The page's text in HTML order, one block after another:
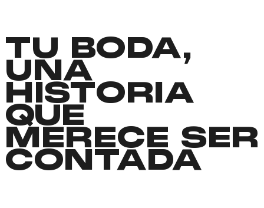
TU BODA,
UNA
HISTORIA
QUE
MERECE SER
CONTADA